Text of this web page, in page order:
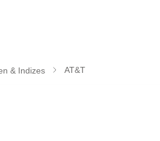
& Indizes AT&T